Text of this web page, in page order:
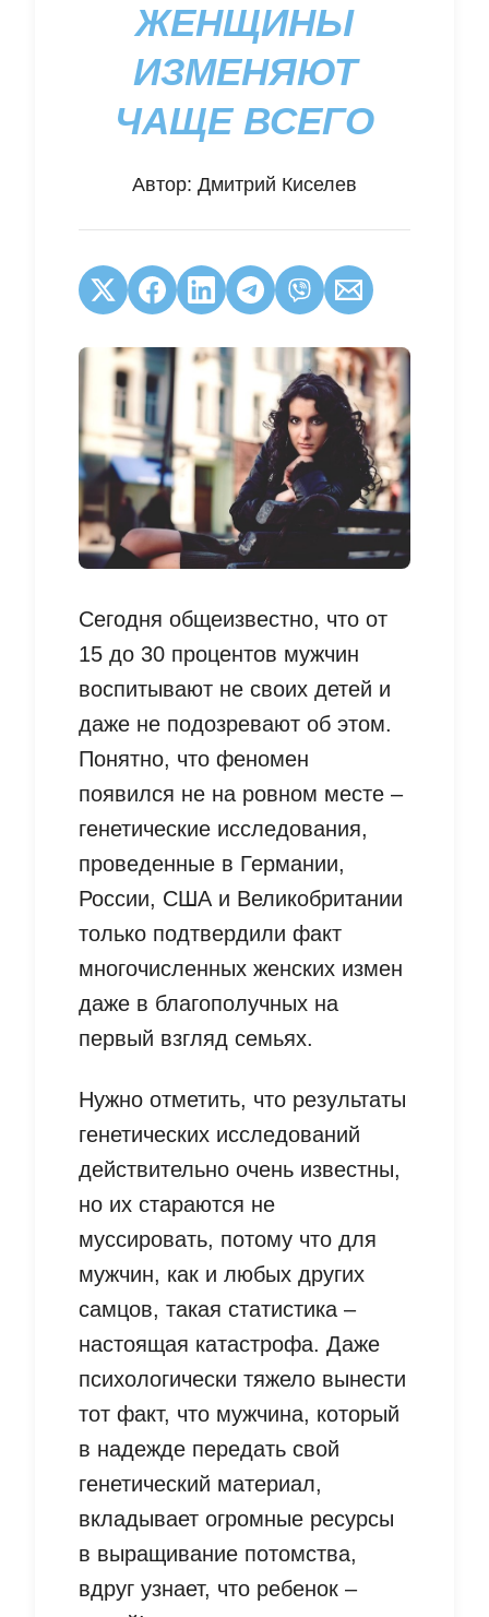
ЖЕНЩИНЫ
ИЗМЕНЯЮТ
ЧАЩЕ ВСЕГО
Автор: Дмитрий Киселев
Сегодня общеизвестно, что от
15 до 30 процентов мужчин
воспитывают не своих детей и
даже не подозревают об этом.
Понятно, что феномен
появился не на ровном месте –
генетические исследования,
проведенные в Германии,
России, США и Великобритании
только подтвердили факт
многочисленных женских измен
даже в благополучных на
первый взгляд семьях.
Нужно отметить, что результаты
генетических исследований
действительно очень известны,
но их стараются не
муссировать, потому что для
мужчин, как и любых других
самцов, такая статистика –
настоящая катастрофа. Даже
психологически тяжело вынести
тот факт, что мужчина, который
в надежде передать свой
генетический материал,
вкладывает огромные ресурсы
в выращивание потомства,
вдруг узнает, что ребенок –